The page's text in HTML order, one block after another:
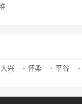
大兴 怀柔 平谷